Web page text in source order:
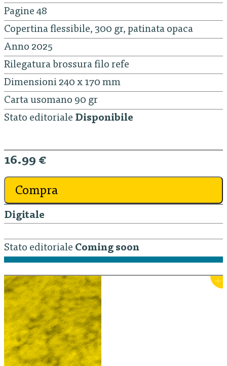
Pagine 48
Copertina flessibile, 300 gr, patinata opaca
Anno 2025
Rilegatura brossura filo refe
Dimensioni 240 x 170 mm
Carta usomano 90 gr
Stato editoriale Disponibile
16.99 €
Compra
Digitale
Stato editoriale Coming soon